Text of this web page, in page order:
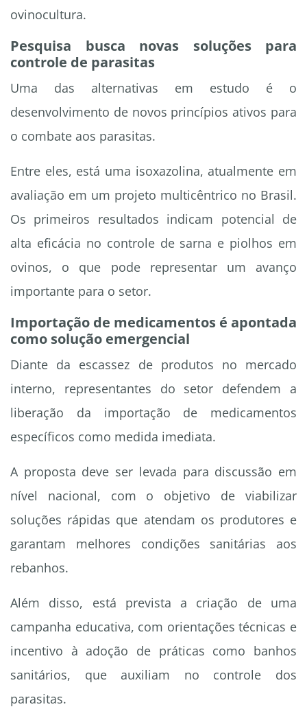
ovinocultura.
Pesquisa busca novas soluções para
controle de parasitas
Uma das alternativas em estudo é o
desenvolvimento de novos princípios ativos para
o combate aos parasitas.
Entre eles, está uma isoxazolina, atualmente em
avaliação em um projeto multicêntrico no Brasil.
Os primeiros resultados indicam potencial de
alta eficácia no controle de sarna e piolhos em
ovinos, o que pode representar um avanço
importante para o setor.
Importação de medicamentos é apontada
como solução emergencial
Diante da escassez de produtos no mercado
interno, representantes do setor defendem a
liberação da importação de medicamentos
específicos como medida imediata.
A proposta deve ser levada para discussão em
nível nacional, com o objetivo de viabilizar
soluções rápidas que atendam os produtores e
garantam melhores condições sanitárias aos
rebanhos.
Além disso, está prevista a criação de uma
campanha educativa, com orientações técnicas e
incentivo à adoção de práticas como banhos
sanitários, que auxiliam no controle dos
parasitas.